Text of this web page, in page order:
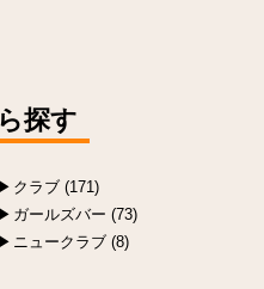
探す
クラブ (171)
ガールズバー (73)
ニュークラブ (8)